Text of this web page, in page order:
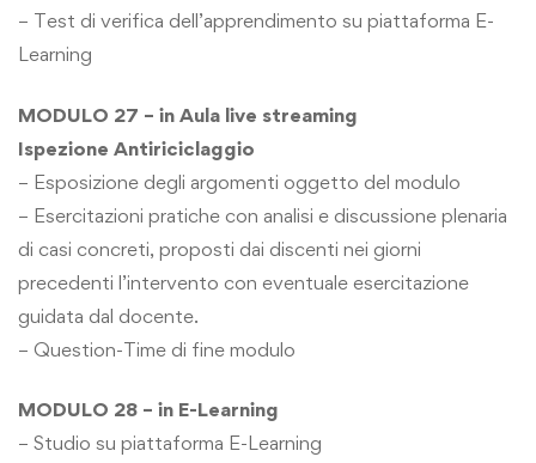
– Test di verifica dell’apprendimento su piattaforma E-
Learning
MODULO 27 – in Aula live streaming
Ispezione Antiriciclaggio
– Esposizione degli argomenti oggetto del modulo
– Esercitazioni pratiche con analisi e discussione plenaria
di casi concreti, proposti dai discenti nei giorni
precedenti l’intervento con eventuale esercitazione
guidata dal docente.
– Question-Time di fine modulo
MODULO 28 – in E-Learning
– Studio su piattaforma E-Learning